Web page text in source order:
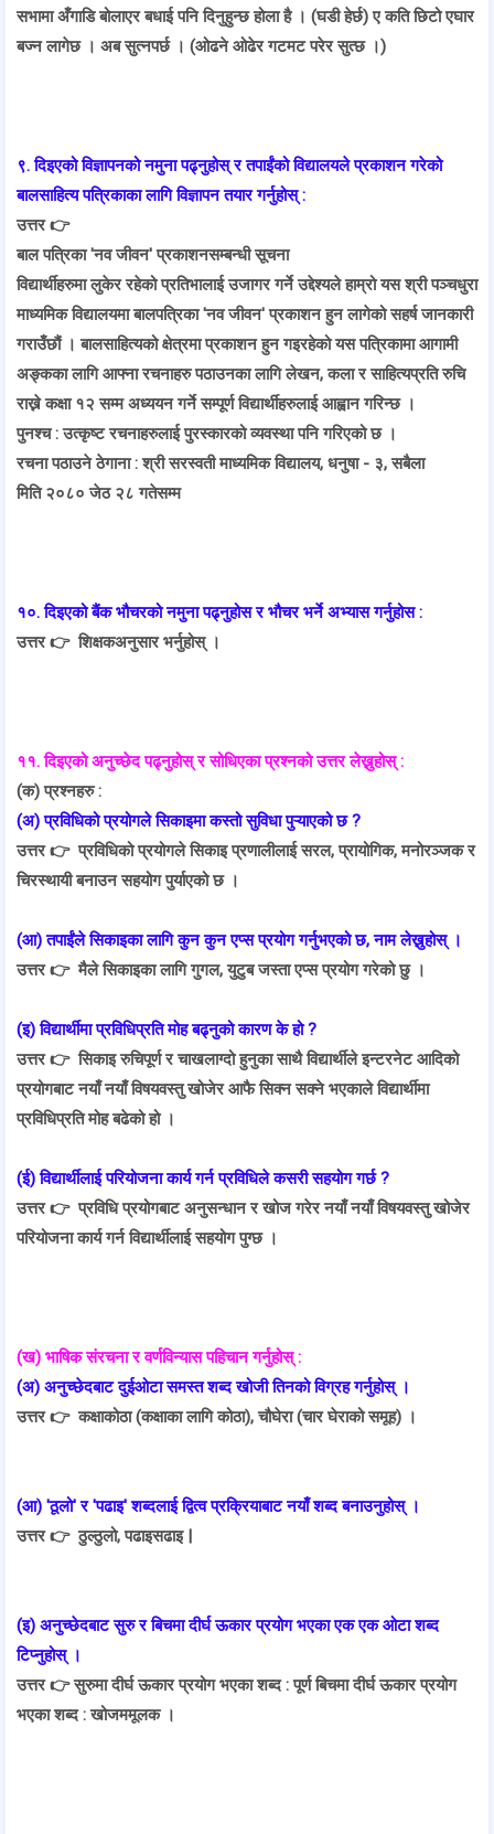
सभामा अँगाडि बोलाएर बधाई पनि दिनुहुन्छ होला है । (घडी हेर्छ) ए कति छिटो एघार
बज्न लागेछ । अब सुत्नपर्छ । (ओढने ओढेर गटमट परेर सुत्छ ।)
९. दिइएको विज्ञापनको नमुना पढ्नुहोस् र तपाईंको विद्यालयले प्रकाशन गरेको
बालसाहित्य पत्रिकाका लागि विज्ञापन तयार गर्नुहोस् :
उत्तर 👉
बाल पत्रिका 'नव जीवन' प्रकाशनसम्बन्धी सूचना
विद्यार्थीहरुमा लुकेर रहेको प्रतिभालाई उजागर गर्ने उद्देश्यले हाम्रो यस श्री पञ्चधुरा
माध्यमिक विद्यालयमा बालपत्रिका 'नव जीवन' प्रकाशन हुन लागेको सहर्ष जानकारी
गराउँछौं । बालसाहित्यको क्षेत्रमा प्रकाशन हुन गइरहेको यस पत्रिकामा आगामी
अङ्कका लागि आफ्ना रचनाहरु पठाउनका लागि लेखन, कला र साहित्यप्रति रुचि
राख्ने कक्षा १२ सम्म अध्ययन गर्ने सम्पूर्ण विद्यार्थीहरुलाई आह्वान गरिन्छ ।
पुनश्च : उत्कृष्ट रचनाहरुलाई पुरस्कारको व्यवस्था पनि गरिएको छ ।
रचना पठाउने ठेगाना : श्री सरस्वती माध्यमिक विद्यालय, धनुषा - ३, सबैला
मिति २०८० जेठ २८ गतेसम्म
१०. दिइएको बैंक भौचरको नमुना पढ्नुहोस र भौचर भर्ने अभ्यास गर्नुहोस :
उत्तर 👉 शिक्षकअनुसार भर्नुहोस् ।
११. दिइएको अनुच्छेद पढ्नुहोस् र सोधिएका प्रश्नको उत्तर लेख्नुहोस् :
(क) प्रश्नहरु :
(अ) प्रविधिको प्रयोगले सिकाइमा कस्तो सुविधा पुऱ्याएको छ ?
उत्तर 👉 प्रविधिको प्रयोगले सिकाइ प्रणालीलाई सरल, प्रायोगिक, मनोरञ्जक र
चिरस्थायी बनाउन सहयोग पुर्याएको छ ।
(आ) तपाईंले सिकाइका लागि कुन कुन एप्स प्रयोग गर्नुभएको छ, नाम लेख्नुहोस् ।
उत्तर 👉 मैले सिकाइका लागि गुगल, युटुब जस्ता एप्स प्रयोग गरेको छु ।
(इ) विद्यार्थीमा प्रविधिप्रति मोह बढ्नुको कारण के हो ?
उत्तर 👉 सिकाइ रुचिपूर्ण र चाखलाग्दो हुनुका साथै विद्यार्थीले इन्टरनेट आदिको
प्रयोगबाट नयाँ नयाँ विषयवस्तु खोजेर आफै सिक्न सक्ने भएकाले विद्यार्थीमा
प्रविधिप्रति मोह बढेको हो ।
(ई) विद्यार्थीलाई परियोजना कार्य गर्न प्रविधिले कसरी सहयोग गर्छ ?
उत्तर 👉 प्रविधि प्रयोगबाट अनुसन्धान र खोज गरेर नयाँ नयाँ विषयवस्तु खोजेर
परियोजना कार्य गर्न विद्यार्थीलाई सहयोग पुग्छ ।
(ख) भाषिक संरचना र वर्णविन्यास पहिचान गर्नुहोस् :
(अ) अनुच्छेदबाट दुईओटा समस्त शब्द खोजी तिनको विग्रह गर्नुहोस् ।
उत्तर 👉 कक्षाकोठा (कक्षाका लागि कोठा), चौघेरा (चार घेराको समूह) ।
(आ) 'ठूलो' र 'पढाइ' शब्दलाई द्वित्व प्रक्रियाबाट नयाँ शब्द बनाउनुहोस् ।
उत्तर 👉 ठुल्ठुलो, पढाइसढाइ |
(इ) अनुच्छेदबाट सुरु र बिचमा दीर्घ ऊकार प्रयोग भएका एक एक ओटा शब्द
टिप्नुहोस् ।
उत्तर 👉सुरुमा दीर्घ ऊकार प्रयोग भएका शब्द : पूर्ण बिचमा दीर्घ ऊकार प्रयोग
भएका शब्द : खोजममूलक ।